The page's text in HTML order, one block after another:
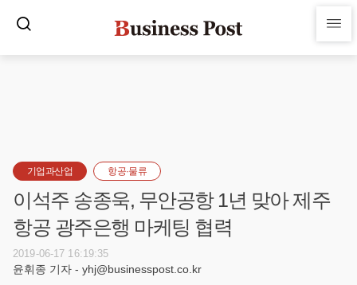
기업과산업 항공·물류
이석주 송종욱, 무안공항 1년 맞아 제주
항공 광주은행 마케팅 협력
2019-06-17 16:19:35
윤휘종 기자 - yhj@businesspost.co.kr